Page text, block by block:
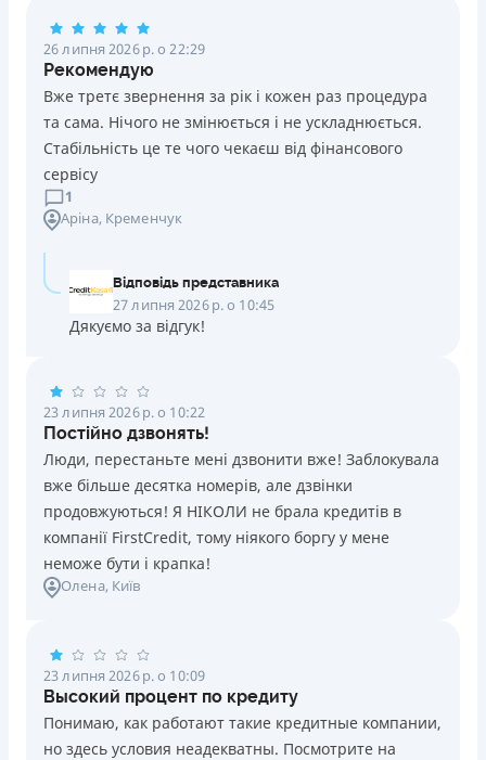
Погашення
Оплата на розрахунковий рахунок
Онлайн (через сайт або інтернет-банкінг)
Через термінали Приватбанку
Через термінали самообслуговування
Ліцензія НБУ
Ліцензія переоформлена 14.03.2024 р.
Вся інформація про кредит
ОТРИМАТИ ПОЗИКУ
26 липня 2026 р. о 22:29
Рекомендую
Вже третє звернення за рік і кожен раз процедура
та сама. Нічого не змінюється і не ускладнюється.
Стабільність це те чого чекаєш від фінансового
сервісу
1
Аріна, Кременчук
Відповідь представника
27 липня 2026 р. о 10:45
Дякуємо за відгук!
23 липня 2026 р. о 10:22
Постійно дзвонять!
Люди, перестаньте мені дзвонити вже! Заблокувала
вже більше десятка номерів, але дзвінки
продовжуються! Я НІКОЛИ не брала кредитів в
компанії FirstCredit, тому ніякого боргу у мене
неможе бути і крапка!
Олена, Київ
23 липня 2026 р. о 10:09
Высокий процент по кредиту
Понимаю, как работают такие кредитные компании,
но здесь условия неадекватны. Посмотрите на